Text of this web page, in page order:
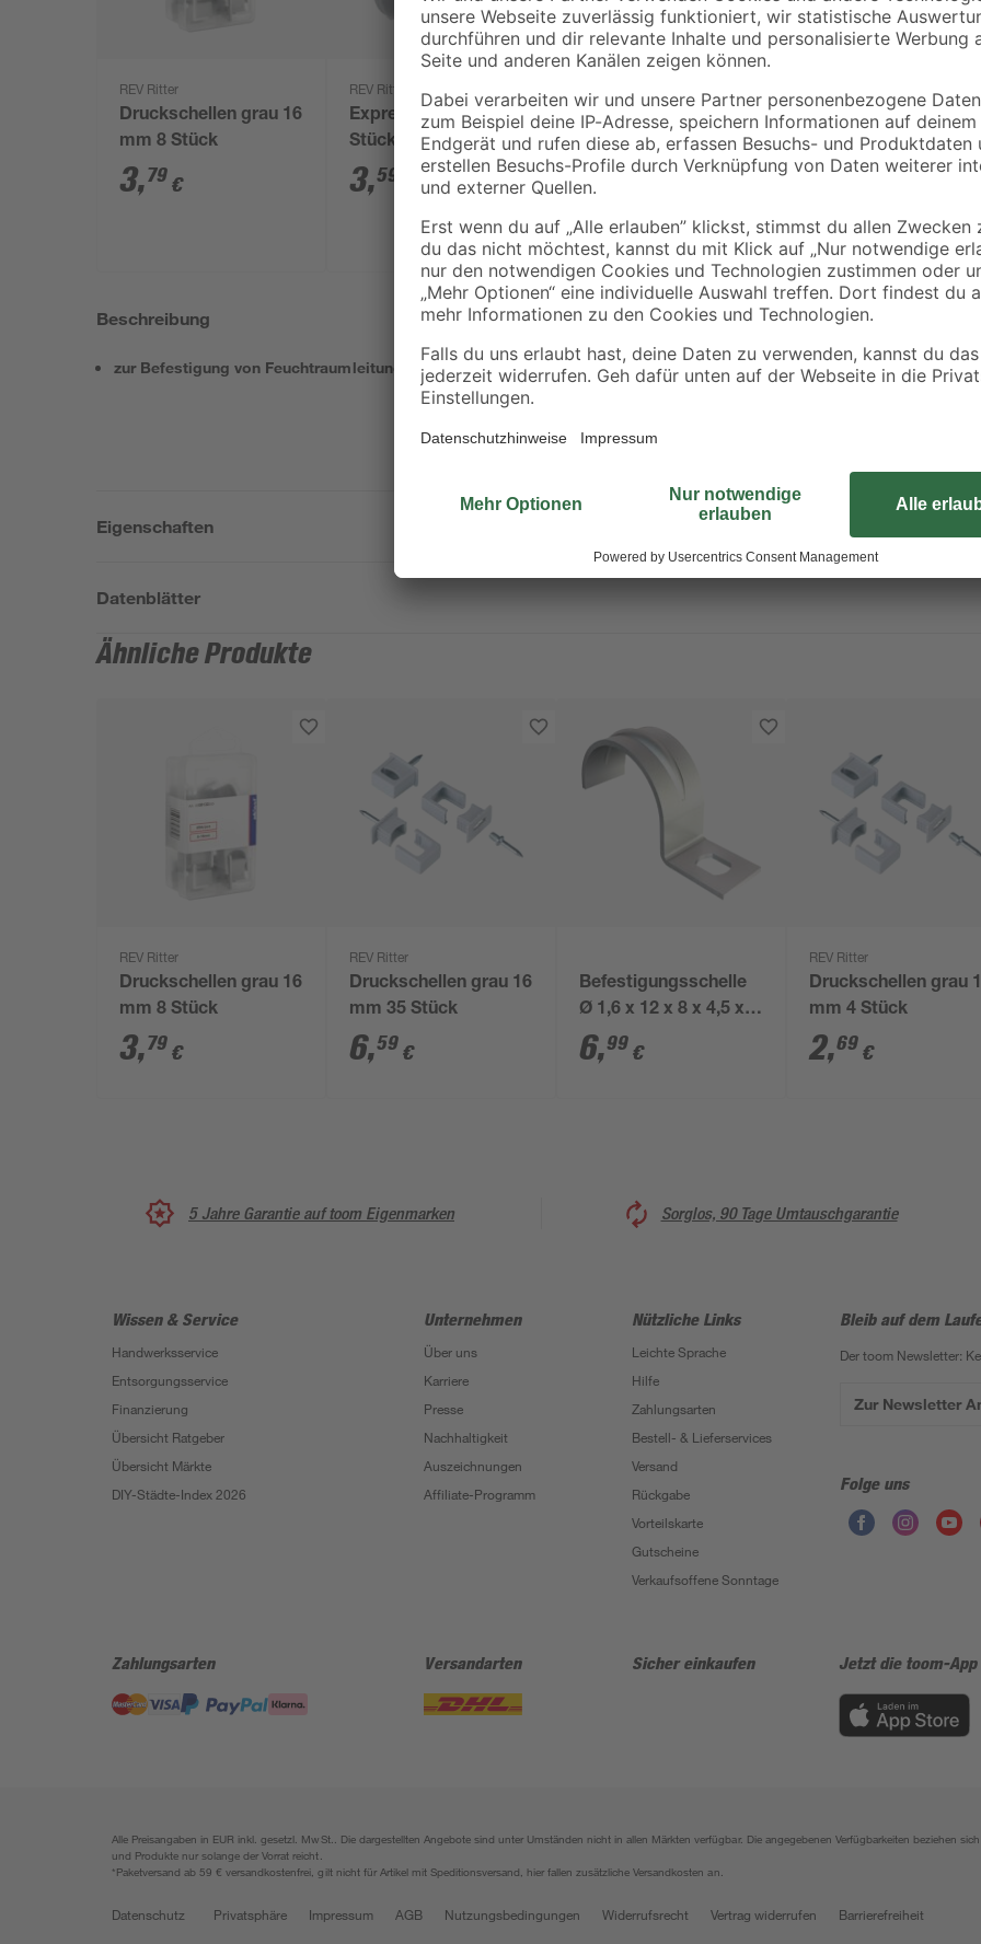
REV Ritter
Druckschellen grau 16
mm 8 Stück
3,79 €
REV Ritter
Expressschellen 25
Stück
3,59
REV Ritter
Abzweigkasten AP
100 x 100 x 37 mm
grau
1,79
Aufputz Steckdose 2-
fach Feuchtraum
5,99
Beschreibung
zur Befestigung von Feuchtraumleitungen
Wenn Sie in einem Feuchtraum
ordentliche Befestigung von
Ritter. Sie lassen sich einfach
dank ihres dezenten Grautons
mit einem Außendurchmesser
Eigenschaften
Datenblätter
Ähnliche Produkte
REV Ritter
Druckschellen grau 16
mm 8 Stück
3,79 €
REV Ritter
Druckschellen grau 16
mm 35 Stück
6,59 €
Befestigungsschelle
Ø 1,6 x 12 x 8 x 4,5 x 3
cm
6,99 €
REV Ritter
Druckschellen grau
mm 4 Stück
2,69 €
5 Jahre Garantie auf toom Eigenmarken Sorglos, 90 Tage Umtauschgarantie
Wissen & Service
Handwerksservice
Entsorgungsservice
Finanzierung
Übersicht Ratgeber
Übersicht Märkte
DIY-Städte-Index 2026
Unternehmen
Über uns
Karriere
Presse
Nachhaltigkeit
Auszeichnungen
Affiliate-Programm
Nützliche Links
Leichte Sprache
Hilfe
Zahlungsarten
Bestell- & Lieferservices
Versand
Rückgabe
Vorteilskarte
Gutscheine
Verkaufsoffene Sonntage
Bleib auf dem
Der toom Newsletter:
Zur Newsletter
Folge uns
Zahlungsarten Versandarten Sicher einkaufen Jetzt die toom-
Alle Preisangaben in EUR inkl. gesetzl. MwSt.. Die dargestellten Angebote sind unter Umständen nicht in allen Märkten verfügbar. Die angegebenen Verfügbarkeiten beziehen
und Produkte nur solange der Vorrat reicht.
*Paketversand ab 59 € versandkostenfrei, gilt nicht für Artikel mit Speditionsversand, hier fallen zusätzliche Versandkosten an.
Datenschutz Privatsphäre Impressum AGB Nutzungsbedingungen Widerrufsrecht Vertrag widerrufen Barrierefreiheit